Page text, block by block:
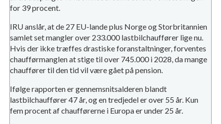
for 39 procent.
IRU anslår, at de 27 EU-lande plus Norge og Storbritannien
samlet set mangler over 233.000 lastbilchauffører lige nu.
Hvis der ikke træffes drastiske foranstaltninger, forventes
chaufførmanglen at stige til over 745.000 i 2028, da mange
chauffører til den tid vil være gået på pension.
Ifølge rapporten er gennemsnitsalderen blandt
lastbilchauffører 47 år, og en tredjedel er over 55 år. Kun
fem procent af chaufførerne i Europa er under 25 år.